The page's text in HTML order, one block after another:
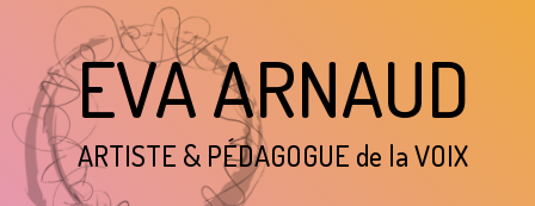
EVA ARNAUD
ARTISTE & PÉDAGOGUE de la VOIX